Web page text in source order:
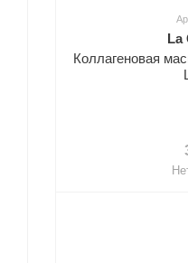
Коллагеновая